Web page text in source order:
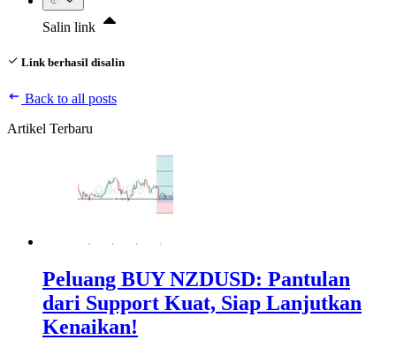
Salin link
Link berhasil disalin
Back to all posts
Artikel Terbaru
Peluang BUY NZDUSD: Pantulan
dari Support Kuat, Siap Lanjutkan
Kenaikan!